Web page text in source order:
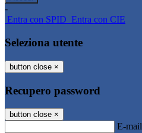
-
Entra con SPID Entra con CIE
Seleziona utente
button close ×
Recupero password
button close ×
E-mail